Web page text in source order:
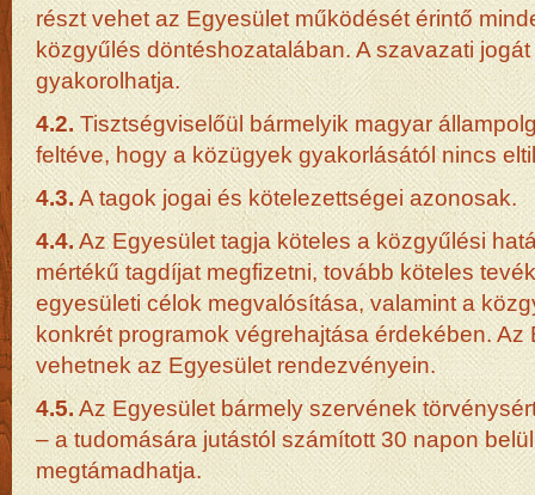
részt vehet az Egyesület működését érintő
közgyűlés döntéshozatalában. A szavazati
gyakorolhatja.
4.2. Tisztségviselőül bármelyik magyar
feltéve, hogy a közügyek gyakorlásától nincs
4.3.A tagok jogai és kötelezettségei azonosak.
4.4. Az Egyesület tagja köteles a közgyűlési
mértékű tagdíjat megfizetni, tovább köteles
egyesületi célok megvalósítása, valamint a
konkrét programok végrehajtása érdekében. Az
vehetnek az Egyesület rendezvényein.
4.5.Az Egyesület bármely szervének
– a tudomására jutástól számított 30 napon
megtámadhatja.